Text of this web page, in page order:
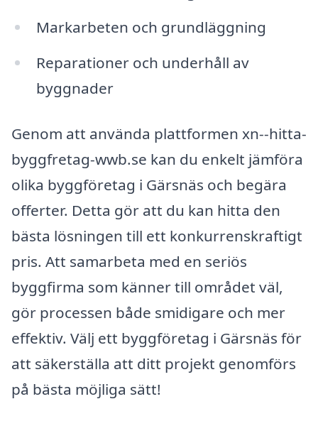
Markarbeten och grundläggning
Reparationer och underhåll av
byggnader
Genom att använda plattformen xn--hitta-
byggfretag-wwb.se kan du enkelt jämföra
olika byggföretag i Gärsnäs och begära
offerter. Detta gör att du kan hitta den
bästa lösningen till ett konkurrenskraftigt
pris. Att samarbeta med en seriös
byggfirma som känner till området väl,
gör processen både smidigare och mer
effektiv. Välj ett byggföretag i Gärsnäs för
att säkerställa att ditt projekt genomförs
på bästa möjliga sätt!